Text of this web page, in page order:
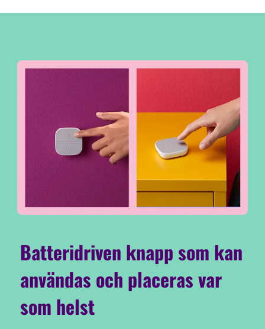
Batteridriven knapp som kan
användas och placeras var
som helst